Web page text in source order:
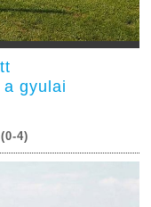
gyulai
4)